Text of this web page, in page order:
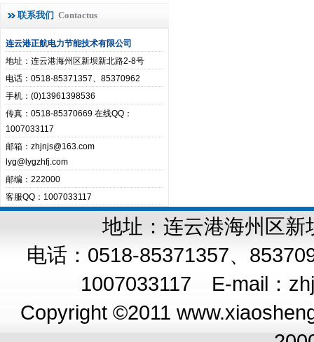
联系我们 Contactus
连云港正航电力节能技术有限公司
地址：连云港海州区新坝新北路2-8号
电话：0518-85371357、85370962
手机：(0)13961398536
传真：0518-85370669 在线QQ：
1007033117
邮箱：zhjnjs@163.com
lyg@lygzhfj.com
邮编：222000
客服QQ：1007033117
地址：连云港海州区
电话：0518-85371357、
1007033117 E-mail：
Copyright ©2011